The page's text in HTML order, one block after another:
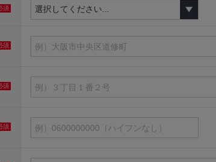
須
須
須
須